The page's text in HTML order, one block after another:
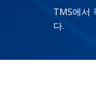
TMS에서
다.